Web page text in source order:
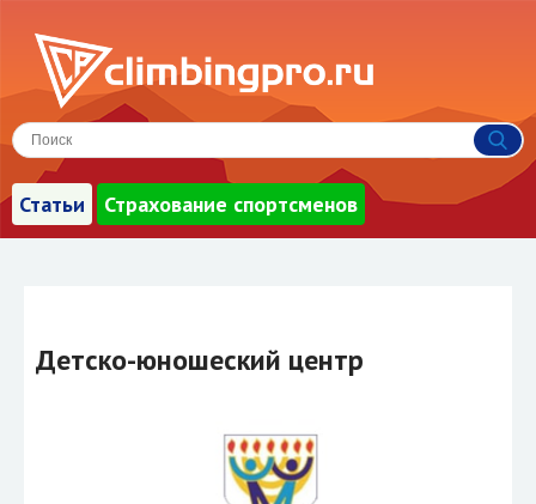
Статьи Страхование спортсменов
Детско-юношеский центр